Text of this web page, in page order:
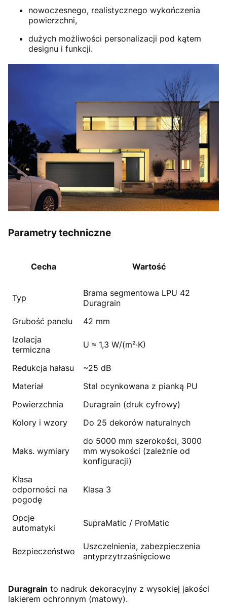
nowoczesnego, realistycznego wykończenia
powierzchni,
dużych możliwości personalizacji pod kątem
designu i funkcji.
Parametry techniczne
Cecha Wartość
Typ
Brama segmentowa LPU 42
Duragrain
Grubość panelu
42 mm
Izolacja
termiczna
U ≈ 1,3 W/(m²·K)
Redukcja hałasu
~25 dB
Materiał
Stal ocynkowana z pianką PU
Powierzchnia
Duragrain (druk cyfrowy)
Kolory i wzory
Do 25 dekorów naturalnych
Maks. wymiary
do 5000 mm szerokości, 3000
mm wysokości (zależnie od
konfiguracji)
Klasa
odporności na
pogodę
Klasa 3
Opcje
automatyki
SupraMatic / ProMatic
Bezpieczeństwo
Uszczelnienia, zabezpieczenia
antyprzytrzaśnięciowe
Duragrain to nadruk dekoracyjny z wysokiej jakości
lakierem ochronnym (matowy).